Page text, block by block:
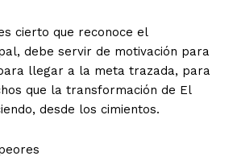
cierto que reconoce el
debe servir de motivación para
llegar a la meta trazada, para
que la transformación de El
desde los cimientos.